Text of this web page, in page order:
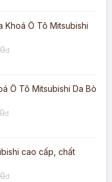
Khoá Ô Tô Mitsubishi
đ
Ô Tô Mitsubishi Da Bò
đ
cao cấp, chất
đ